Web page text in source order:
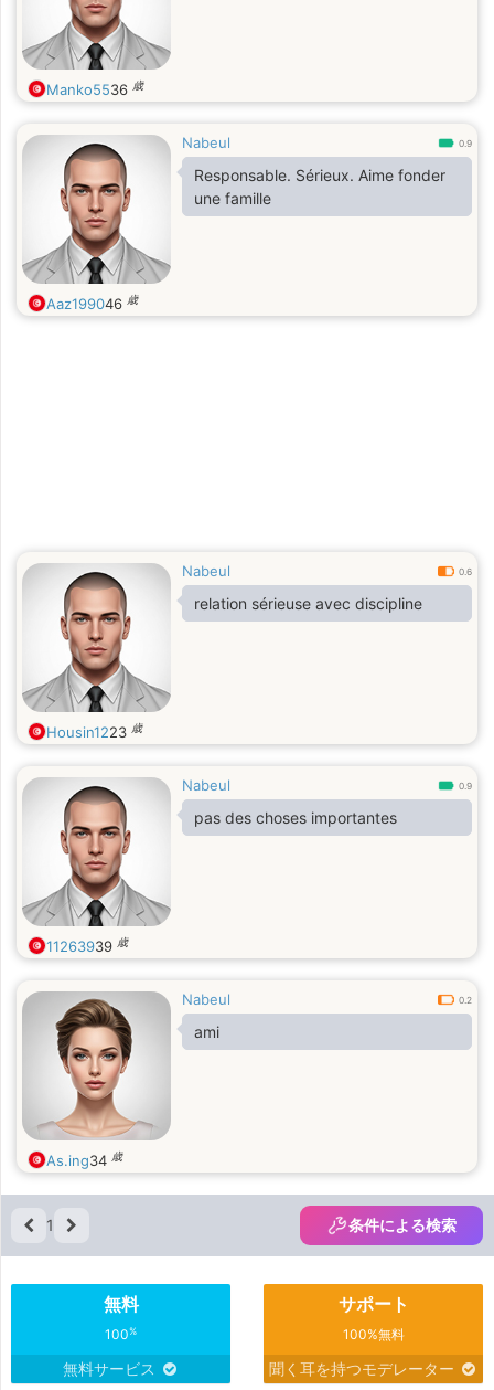
Manko5536 歳
Nabeul 0.9
Responsable. Sérieux. Aime fonder
une famille
Aaz199046 歳
Nabeul 0.6
relation sérieuse avec discipline
Housin1223 歳
Nabeul 0.9
pas des choses importantes
11263939 歳
Nabeul 0.2
ami
As.ing34 歳
1 条件による検索
無料
100%
無料サービス
サポート
100%無料
聞く耳を持つモデレーター